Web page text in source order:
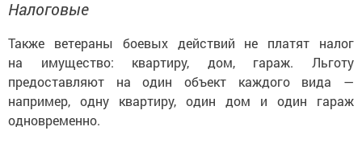
Налоговые
Также ветераны боевых действий не платят налог
на имущество: квартиру, дом, гараж. Льготу
предоставляют на один объект каждого вида —
например, одну квартиру, один дом и один гараж
одновременно.